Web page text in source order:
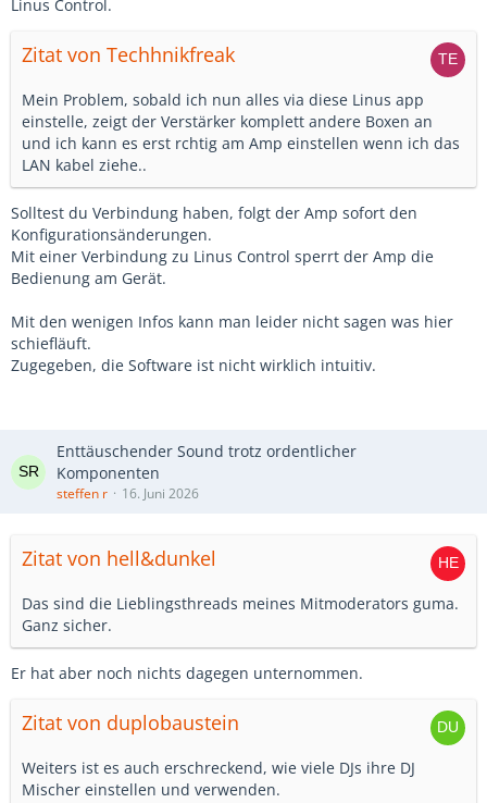
Linus Control.
Zitat von Techhnikfreak
Mein Problem, sobald ich nun alles via diese Linus app
einstelle, zeigt der Verstärker komplett andere Boxen an
und ich kann es erst rchtig am Amp einstellen wenn ich das
LAN kabel ziehe..
Solltest du Verbindung haben, folgt der Amp sofort den
Konfigurationsänderungen.
Mit einer Verbindung zu Linus Control sperrt der Amp die
Bedienung am Gerät.
Mit den wenigen Infos kann man leider nicht sagen was hier
schiefläuft.
Zugegeben, die Software ist nicht wirklich intuitiv.
Enttäuschender Sound trotz ordentlicher
Komponenten
steffen r 16. Juni 2026
Zitat von hell&dunkel
Das sind die Lieblingsthreads meines Mitmoderators guma.
Ganz sicher.
Er hat aber noch nichts dagegen unternommen.
Zitat von duplobaustein
Weiters ist es auch erschreckend, wie viele DJs ihre DJ
Mischer einstellen und verwenden.